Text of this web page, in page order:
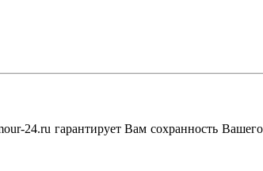
24.ru гарантирует Вам сохранность